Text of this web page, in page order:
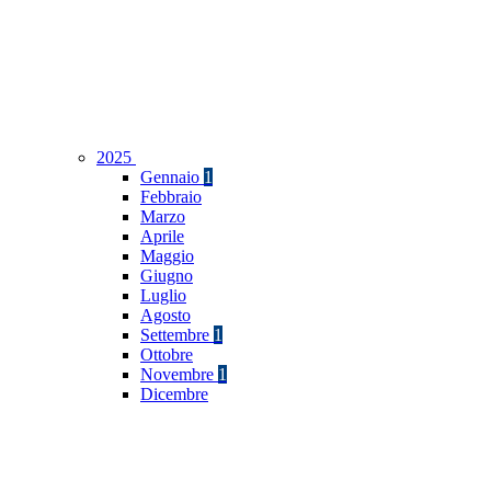
2025
Gennaio 1
Febbraio
Marzo
Aprile
Maggio
Giugno
Luglio
Agosto
Settembre 1
Ottobre
Novembre 1
Dicembre